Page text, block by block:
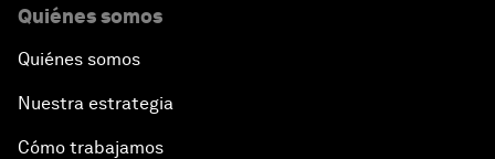
Quiénes somos
Quiénes somos
Nuestra estrategia
Cómo trabajamos